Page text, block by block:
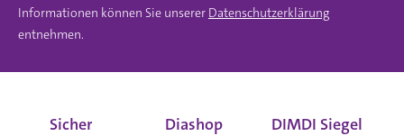
Informationen können Sie unserer Datenschutzerklärung
entnehmen.
Sicher
Diashop
DIMDI Siegel